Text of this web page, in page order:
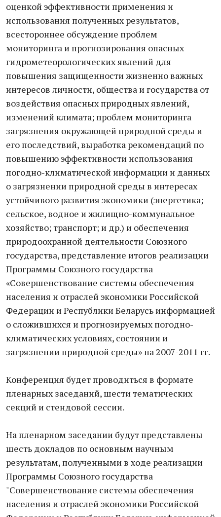
оценкой эффективности применения и
использования полученных результатов,
всестороннее обсуждение проблем
мониторинга и прогнозирования опасных
гидрометеорологических явлений для
повышения защищенности жизненно важных
интересов личности, общества и государства от
воздействия опасных природных явлений,
изменений климата; проблем мониторинга
загрязнения окружающей природной среды и
его последствий, выработка рекомендаций по
повышению эффективности использования
погодно-климатической информации и данных
о загрязнении природной среды в интересах
устойчивого развития экономики (энергетика;
сельское, водное и жилищно-коммунальное
хозяйство; транспорт; и др.) и обеспечения
природоохранной деятельности Союзного
государства, представление итогов реализации
Программы Союзного государства
«Совершенствование системы обеспечения
населения и отраслей экономики Российской
Федерации и Республики Беларусь информацией
о сложившихся и прогнозируемых погодно-
климатических условиях, состоянии и
загрязнении природной среды» на 2007-2011 гг.
Конференция будет проводиться в формате
пленарных заседаний, шести тематических
секций и стендовой сессии.
На пленарном заседании будут представлены
шесть докладов по основным научным
результатам, полученными в ходе реализации
Программы Союзного государства
"Совершенствование системы обеспечения
населения и отраслей экономики Российской